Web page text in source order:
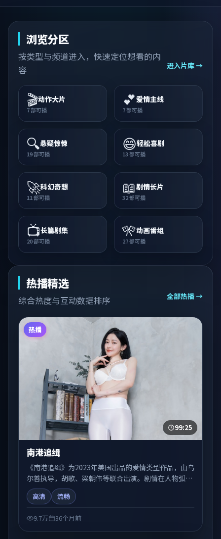
浏览分区
按类型与频道进入，快速定位想看的内
容
进入片库 →
🎬动作大片
7部可播
💕爱情主线
7部可播
🔍悬疑惊悚
19部可播
😄轻松喜剧
13部可播
🚀科幻奇想
11 部可播
📖剧情长片
32部可播
📺长篇剧集
20部可播
🎌动画番组
27部可播
热播精选
综合热度与互动数据排序 全部热播 →
热播
99:25
南港追缉
《南港追缉》为2023年美国出品的爱情类型作品，由乌
尔善执导，胡歌、梁朝伟等联合出演。剧情在人物弧光
与节奏推进中展开，兼具叙事张力与视听质感。可与站
内国产剧、电影、综艺片单交叉检索，便于「国产在线
高清 流畅
9.7万 36个月前